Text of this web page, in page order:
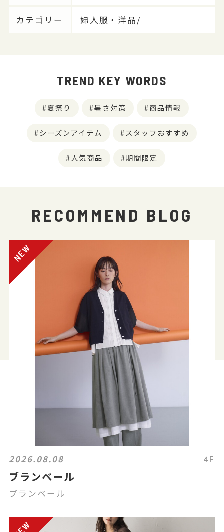
カテゴリー 婦人服・洋品/
TREND KEY WORDS
夏祭り 暑さ対策 商品情報
シーズンアイテム スタッフおすすめ
人気商品 期間限定
RECOMMEND BLOG
2026.08.08 4F
ブランベール
ブランベール